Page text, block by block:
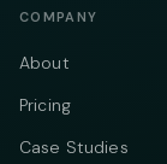
COMPANY
About
Pricing
Case Studies